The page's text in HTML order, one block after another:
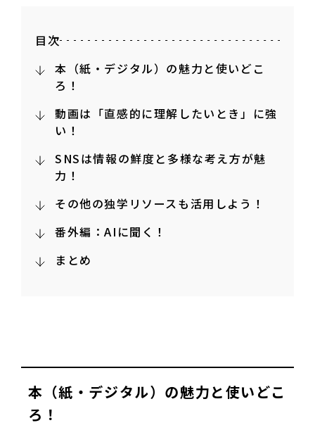
目次
本（紙・デジタル）の魅力と使いどこ
ろ！
動画は「直感的に理解したいとき」に強
い！
SNSは情報の鮮度と多様な考え方が魅
力！
その他の独学リソースも活用しよう！
番外編：AIに聞く！
まとめ
本（紙・デジタル）の魅力と使いどこ
ろ！